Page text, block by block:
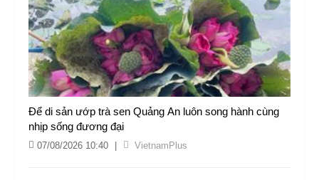
Để di sản ướp trà sen Quảng An luôn song hành cùng
nhịp sống đương đại
07/08/2026 10:40 VietnamPlus